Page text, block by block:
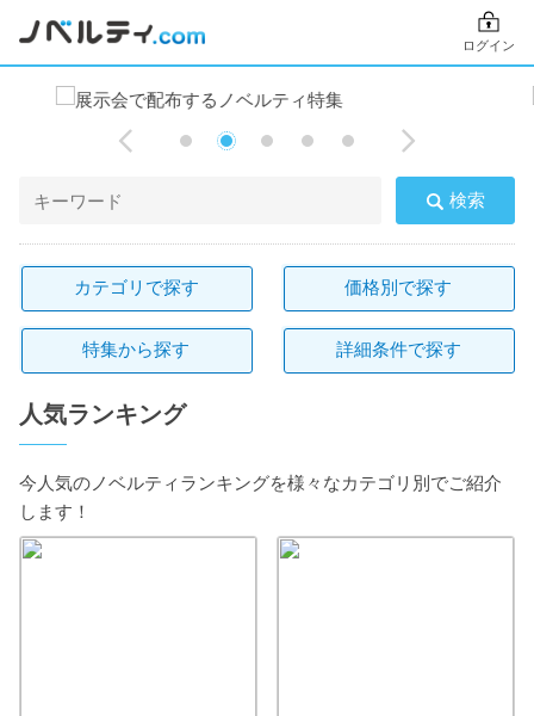
ログイン
検索
カテゴリで探す 価格別で探す
特集から探す 詳細条件で探す
人気ランキング
今人気のノベルティランキングを様々なカテゴリ別でご紹介
します！